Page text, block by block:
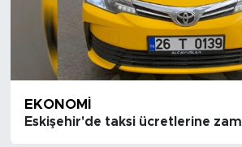
EKONOMI
Eskişehir'de taksi ücretlerine zam